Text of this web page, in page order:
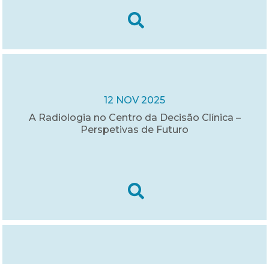
12 NOV 2025
A Radiologia no Centro da Decisão Clínica –
Perspetivas de Futuro